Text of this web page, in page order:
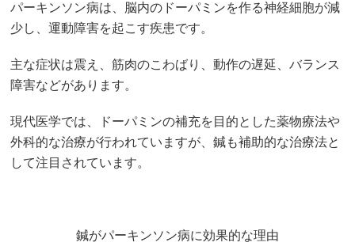
パーキンソン病は、脳内のドーパミンを作る神経細胞が減
少し、運動障害を起こす疾患です。
主な症状は震え、筋肉のこわばり、動作の遅延、バランス
障害などがあります。
現代医学では、ドーパミンの補充を目的とした薬物療法や
外科的な治療が行われていますが、鍼も補助的な治療法と
して注目されています。
鍼がパーキンソン病に効果的な理由